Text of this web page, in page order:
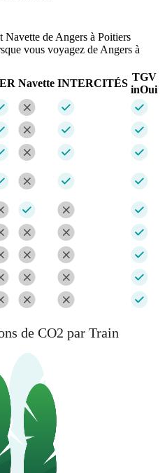
de Angers à Poitiers
vous voyagez de Angers à
Navette INTERCITÉS
TGV
inOui
de CO2 par Train